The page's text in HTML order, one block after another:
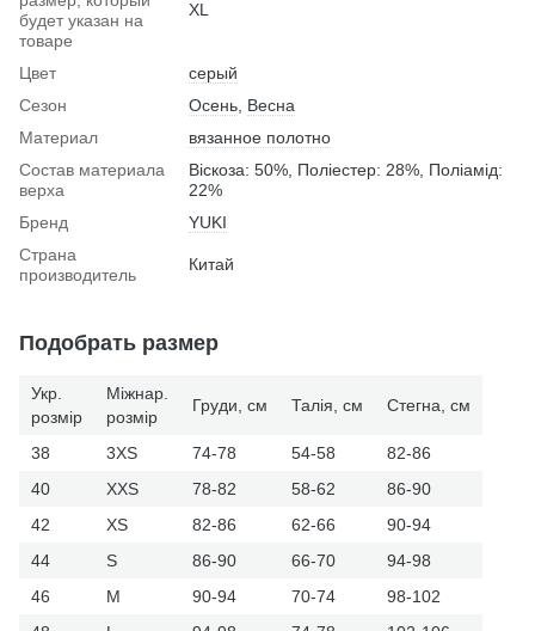
будет указан на
товаре
XL
Цвет
серый
Сезон
Осень Весна
Материал
вязанное полотно
Состав материала
верха
Віскоза: 50%, Поліестер: 28%, Поліамід:
22%
Бренд
YUKI
Страна
производитель
Китай
Подобрать размер
Укр.
розмір
Міжнар.
розмір
Груди, см Талія, см Стегна, см
38 3XS 74-78 54-58
82-86
40
XXS 78-82 58-62
86-90
42
XS 82-86 62-66
90-94
44
S 86-90 66-70
94-98
46
M 90-94 70-74
98-102